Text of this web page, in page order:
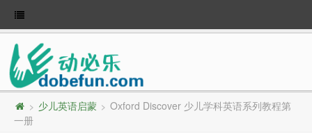
> 少儿英语启蒙 > Oxford Discover 少儿学科英语系列教程第
一册